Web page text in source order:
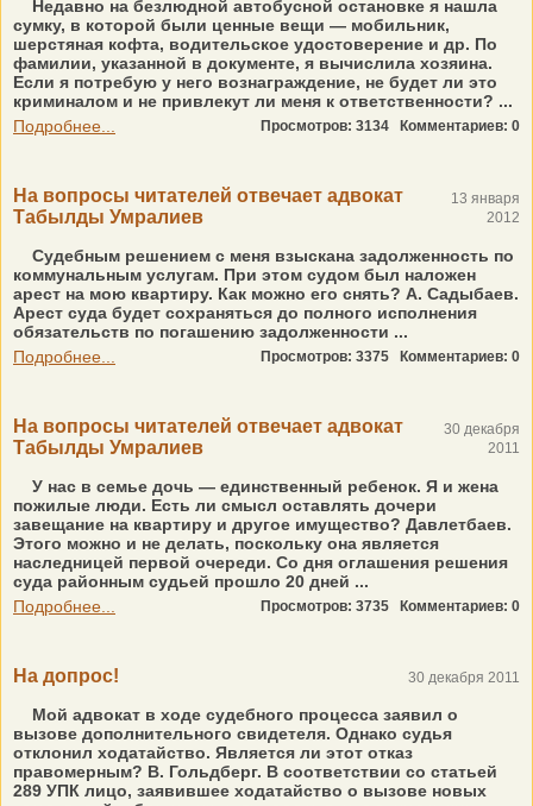
Недавно на безлюдной автобусной остановке я нашла
сумку, в которой были ценные вещи — мобильник,
шерстяная кофта, водительское удостоверение и др. По
фамилии, указанной в документе, я вычислила хозяина.
Если я потребую у него вознаграждение, не будет ли это
криминалом и не привлекут ли меня к ответственности? ...
Подробнее...
Просмотров: 3134 Комментариев: 0
На вопросы читателей отвечает адвокат
Табылды Умралиев
13 января
2012
Судебным решением с меня взыскана задолженность по
коммунальным услугам. При этом судом был наложен
арест на мою квартиру. Как можно его снять? А. Садыбаев.
Арест суда будет сохраняться до полного исполнения
обязательств по погашению задолженности ...
Подробнее...
Просмотров: 3375 Комментариев: 0
На вопросы читателей отвечает адвокат
Табылды Умралиев
30 декабря
2011
У нас в семье дочь — единственный ребенок. Я и жена
пожилые люди. Есть ли смысл оставлять дочери
завещание на квартиру и другое имущество? Давлетбаев.
Этого можно и не делать, поскольку она является
наследницей первой очереди. Со дня оглашения решения
суда районным судьей прошло 20 дней ...
Подробнее...
Просмотров: 3735 Комментариев: 0
На допрос! 30 декабря 2011
Мой адвокат в ходе судебного процесса заявил о
вызове дополнительного свидетеля. Однако судья
отклонил ходатайство. Является ли этот отказ
правомерным? В. Гольдберг. В соответствии со статьей
289 УПК лицо, заявившее ходатайство о вызове новых